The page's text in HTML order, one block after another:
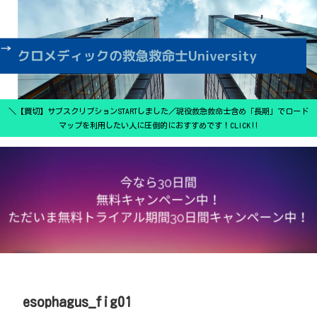
＼【買切】サブスクリプションSTARTしました／現役救急救命士含め「長期」でロード
マップを利用したい人に圧倒的におすすめです！CLICK‼
esophagus_fig01